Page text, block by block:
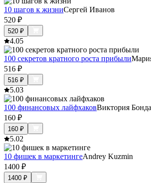
10 шагов к жизниСергей Иванов
520 ₽
520 ₽
4.05
100 секретов кратного роста прибыли
516 ₽
516 ₽
5.03
100 финансовых лайфхаковВиктория
160 ₽
160 ₽
5.02
10 фишек в маркетингеAndrey Kuzmin
1400 ₽
1400 ₽